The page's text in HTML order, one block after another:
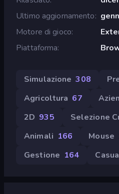
Ultimo aggiornamento
Motore di gioco
Piattaforma
Simulazione 308
Agricoltura 67
2D 935 Selezione
Animali 166 Mouse
Gestione 164